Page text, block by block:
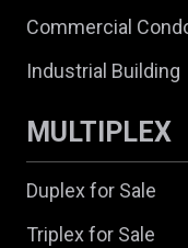
Commercial
Industrial Building
MULTIPLEX
Duplex for Sale
Triplex for Sale